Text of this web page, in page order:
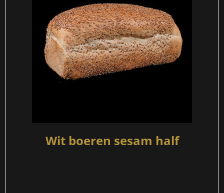
Wit boeren sesam half